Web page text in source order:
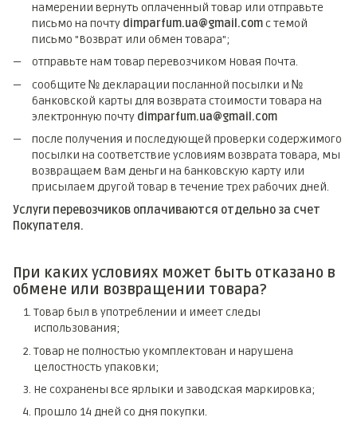
намерении вернуть оплаченный товар или отправьте
письмо на почту dimparfum.ua@gmail.comс темой
письмо "Возврат или обмен товара";
отправьте нам товар перевозчиком Новая Почта.
сообщите № декларации посланной посылки и №
банковской карты для возврата стоимости товара на
электронную почту dimparfum.ua@gmail.com
после получения и последующей проверки содержимого
посылки на соответствие условиям возврата товара, мы
возвращаем Вам деньги на банковскую карту или
присылаем другой товар в течение трех рабочих дней.
Услуги перевозчиков оплачиваются отдельно за счет
Покупателя.
При каких условиях может быть отказано в
обмене или возвращении товара?
Товар был в употреблении и имеет следы
использования;
Товар не полностью укомплектован и нарушена
целостность упаковки;
Не сохранены все ярлыки и заводская маркировка;
Прошло 14 дней со дня покупки.